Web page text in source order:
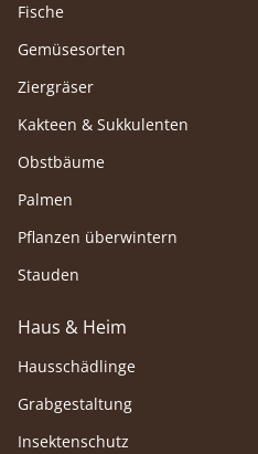
Fische
Gemüsesorten
Ziergräser
Kakteen & Sukkulenten
Obstbäume
Palmen
Pflanzen überwintern
Stauden
Haus & Heim
Hausschädlinge
Grabgestaltung
Insektenschutz